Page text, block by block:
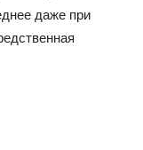
даже при